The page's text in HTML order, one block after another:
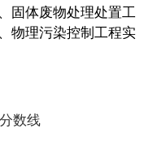
体废物处理处置工
物理污染控制工程实
数线